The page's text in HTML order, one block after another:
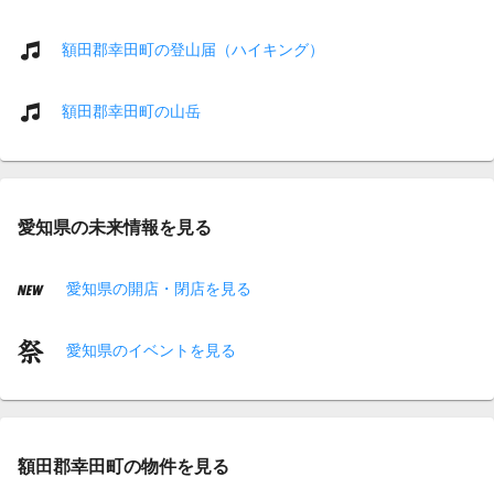
額田郡幸田町の登山届（ハイキング）
額田郡幸田町の山岳
愛知県の未来情報を見る
愛知県の開店・閉店を見る
愛知県のイベントを見る
額田郡幸田町の物件を見る